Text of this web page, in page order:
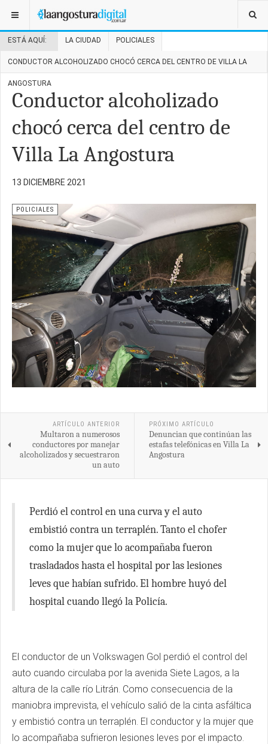
ESTÁ AQUÍ: LA CIUDAD POLICIALES
CONDUCTOR ALCOHOLIZADO CHOCÓ CERCA DEL CENTRO DE VILLA LA
ANGOSTURA
Conductor alcoholizado
chocó cerca del centro de
Villa La Angostura
13 DICIEMBRE 2021
POLICIALES
ARTÍCULO ANTERIOR
Multaron a numerosos
conductores por manejar
alcoholizados y secuestraron
un auto
PRÓXIMO ARTÍCULO
Denuncian que continúan las
estafas telefónicas en Villa La
Angostura
Perdió el control en una curva y el auto
embistió contra un terraplén. Tanto el chofer
como la mujer que lo acompañaba fueron
trasladados hasta el hospital por las lesiones
leves que habían sufrido. El hombre huyó del
hospital cuando llegó la Policía.
El conductor de un Volkswagen Gol perdió el control del
auto cuando circulaba por la avenida Siete Lagos, a la
altura de la calle río Litrán. Como consecuencia de la
maniobra imprevista, el vehículo salió de la cinta asfáltica
y embistió contra un terraplén. El conductor y la mujer que
lo acompañaba sufrieron lesiones leves por el impacto.